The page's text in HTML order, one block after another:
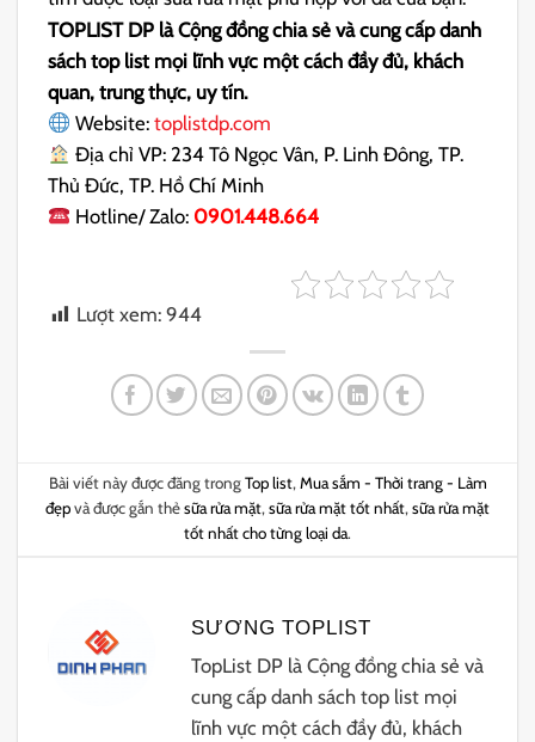
TOPLIST DP là Cộng đồng chia sẻ và cung cấp danh
sách top list mọi lĩnh vực một cách đầy đủ, khách
quan, trung thực, uy tín.
Website: toplistdp.com
Địa chỉ VP: 234 Tô Ngọc Vân, P. Linh Đông, TP.
Thủ Đức, TP. Hồ Chí Minh
Hotline/ Zalo: 0901.448.664
Lượt xem: 944
Bài viết này được đăng trongTop list,Mua sắm - Thời trang - Làm
đẹpvà được gắn thẻsữa rửa mặt,sữa rửa mặt tốt nhất,sữa rửa mặt
tốt nhất cho từng loại da.
SƯƠNG TOPLIST
TopList DP là Cộng đồng chia sẻ và
cung cấp danh sách top list mọi
lĩnh vực một cách đầy đủ, khách